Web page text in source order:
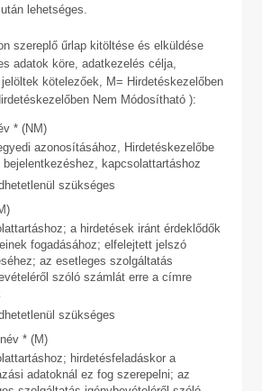
lehetséges.
szereplő űrlap kitöltése és elküldése
adatok köre, adatkezelés célja,
kötelezőek, M= Hirdetéskezelőben
Nem Módosítható ):
* (NM)
azonosításához, Hirdetéskezelőbe
bejelentkezéshez, kapcsolattartáshoz
szükséges
a hirdetések iránt érdeklődők
fogadásához; elfelejtett jelszó
az esetleges szolgáltatás
szóló számlát erre a címre
szükséges
* (M)
hirdetésfeladáskor a
adatoknál ez fog szerepelni; az